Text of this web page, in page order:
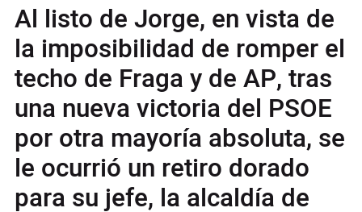
Al listo de Jorge, en vista de
la imposibilidad de romper el
techo de Fraga y de AP, tras
una nueva victoria del PSOE
por otra mayoría absoluta, se
le ocurrió un retiro dorado
para su jefe, la alcaldía de